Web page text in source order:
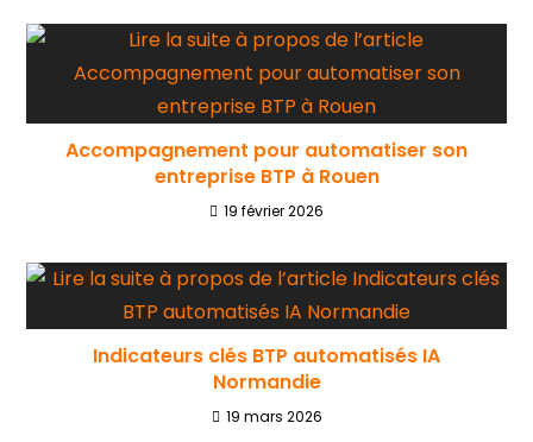
Accompagnement pour automatiser son
entreprise BTP à Rouen
19 février 2026
Indicateurs clés BTP automatisés IA
Normandie
19 mars 2026